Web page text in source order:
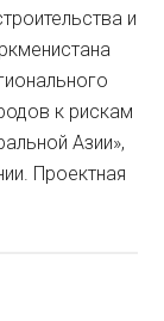
и
к рискам
Азии»,
Проектная